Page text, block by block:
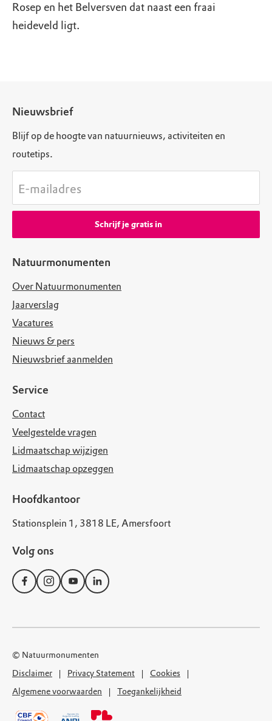
Rosep en het Belversven dat naast een fraai
heideveld ligt.
Natuurmonumenten
Over Natuurmonumenten
Jaarverslag
Vacatures
Nieuws & pers
Nieuwsbrief aanmelden
Service
Contact
Veelgestelde vragen
Lidmaatschap wijzigen
Lidmaatschap opzeggen
Hoofdkantoor
Stationsplein 1, 3818 LE, Amersfoort
Volg ons
Nieuwsbrief
Blijf op de hoogte van natuurnieuws, activiteiten en
routetips.
E-mailadres
Schrijf je gratis in
© Natuurmonumenten
Disclaimer
Privacy Statement
Cookies
Algemene voorwaarden
Toegankelijkheid